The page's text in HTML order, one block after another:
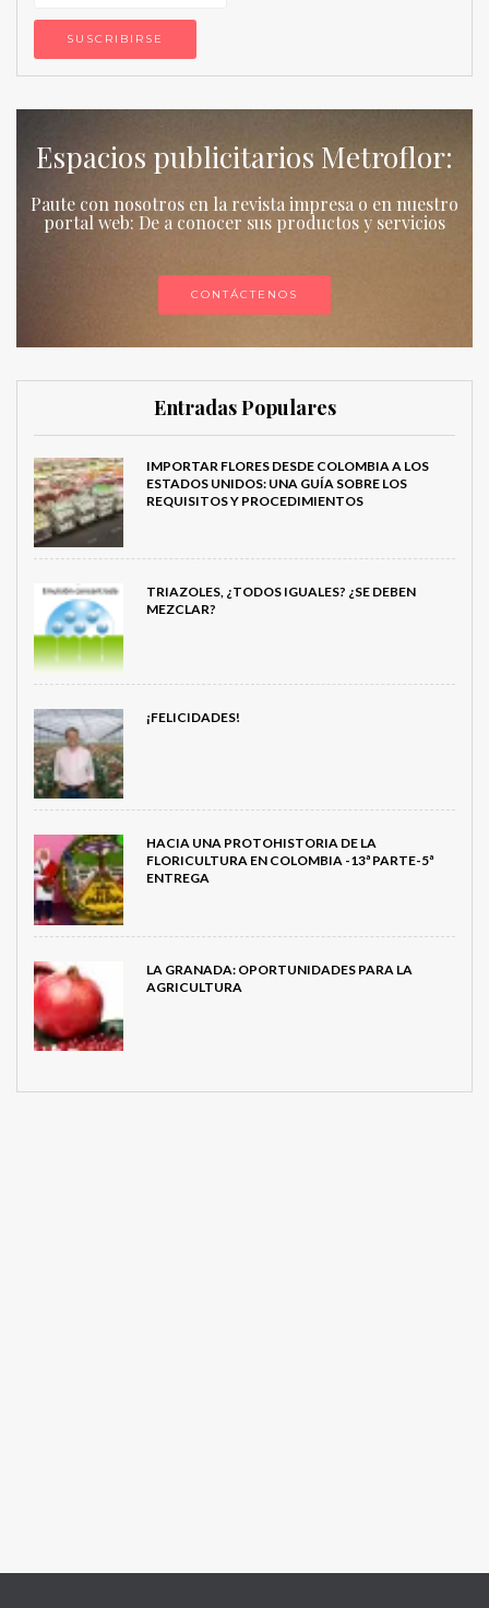
Espacios publicitarios Metroflor:
Paute con nosotros en la revista impresa o en nuestro
portal web: De a conocer sus productos y servicios
CONTÁCTENOS
Entradas Populares
IMPORTAR FLORES DESDE COLOMBIA A LOS
ESTADOS UNIDOS: UNA GUÍA SOBRE LOS
REQUISITOS Y PROCEDIMIENTOS
TRIAZOLES, ¿TODOS IGUALES? ¿SE DEBEN
MEZCLAR?
¡FELICIDADES!
HACIA UNA PROTOHISTORIA DE LA
FLORICULTURA EN COLOMBIA -13ª PARTE-5ª
ENTREGA
LA GRANADA: OPORTUNIDADES PARA LA
AGRICULTURA